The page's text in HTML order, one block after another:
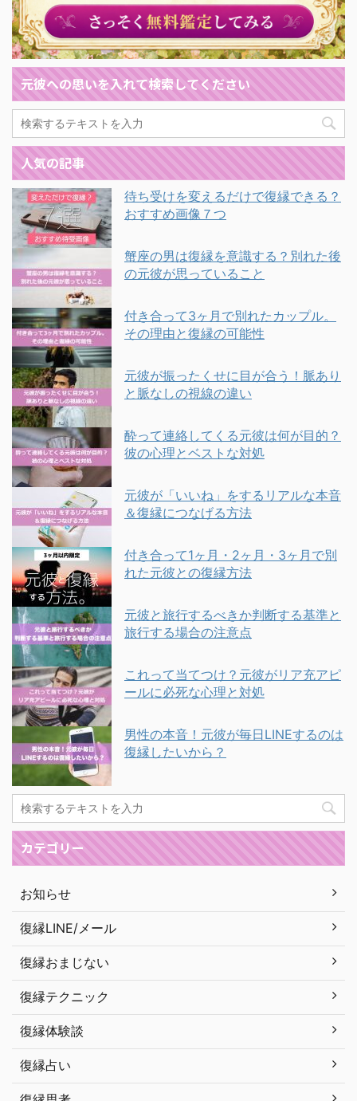
元彼への思いを入れて検索してください
人気の記事
待ち受けを変えるだけで復縁できる？
おすすめ画像７つ
蟹座の男は復縁を意識する？別れた後
の元彼が思っていること
付き合って3ヶ月で別れたカップル。
その理由と復縁の可能性
元彼が振ったくせに目が合う！脈あり
と脈なしの視線の違い
酔って連絡してくる元彼は何が目的？
彼の心理とベストな対処
元彼が「いいね」をするリアルな本音
＆復縁につなげる方法
付き合って1ヶ月・2ヶ月・3ヶ月で別
れた元彼との復縁方法
元彼と旅行するべきか判断する基準と
旅行する場合の注意点
これって当てつけ？元彼がリア充アピ
ールに必死な心理と対処
男性の本音！元彼が毎日LINEするのは
復縁したいから？
カテゴリー
お知らせ
復縁LINE/メール
復縁おまじない
復縁テクニック
復縁体験談
復縁占い